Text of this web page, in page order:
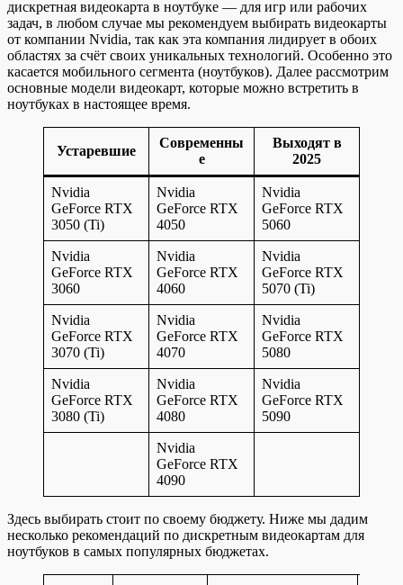
дискретная видеокарта в ноутбуке — для игр или рабочих
задач, в любом случае мы рекомендуем выбирать видеокарты
от компании Nvidia, так как эта компания лидирует в обоих
областях за счёт своих уникальных технологий. Особенно это
касается мобильного сегмента (ноутбуков). Далее рассмотрим
основные модели видеокарт, которые можно встретить в
ноутбуках в настоящее время.
Устаревшие
Современны
е
Выходят в
2025
Nvidia
GeForce RTX
3050 (Ti)
Nvidia
GeForce RTX
4050
Nvidia
GeForce RTX
5060
Nvidia
GeForce RTX
3060
Nvidia
GeForce RTX
4060
Nvidia
GeForce RTX
5070 (Ti)
Nvidia
GeForce RTX
3070 (Ti)
Nvidia
GeForce RTX
4070
Nvidia
GeForce RTX
5080
Nvidia
GeForce RTX
3080 (Ti)
Nvidia
GeForce RTX
4080
Nvidia
GeForce RTX
5090
Nvidia
GeForce RTX
4090
Здесь выбирать стоит по своему бюджету. Ниже мы дадим
несколько рекомендаций по дискретным видеокартам для
ноутбуков в самых популярных бюджетах.